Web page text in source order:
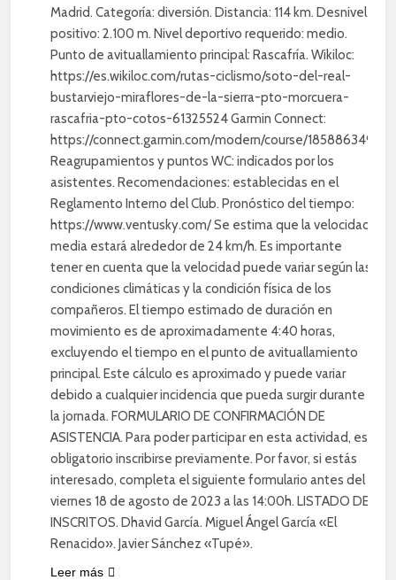
Madrid. Categoría: diversión. Distancia: 114 km. Desnivel
positivo: 2.100 m. Nivel deportivo requerido: medio.
Punto de avituallamiento principal: Rascafría. Wikiloc:
https://es.wikiloc.com/rutas-ciclismo/soto-del-real-
bustarviejo-miraflores-de-la-sierra-pto-morcuera-
rascafria-pto-cotos-61325524 Garmin Connect:
https://connect.garmin.com/modern/course/185886349
Reagrupamientos y puntos WC: indicados por los
asistentes. Recomendaciones: establecidas en el
Reglamento Interno del Club. Pronóstico del tiempo:
https://www.ventusky.com/ Se estima que la velocidad
media estará alrededor de 24 km/h. Es importante
tener en cuenta que la velocidad puede variar según las
condiciones climáticas y la condición física de los
compañeros. El tiempo estimado de duración en
movimiento es de aproximadamente 4:40 horas,
excluyendo el tiempo en el punto de avituallamiento
principal. Este cálculo es aproximado y puede variar
debido a cualquier incidencia que pueda surgir durante
la jornada. FORMULARIO DE CONFIRMACIÓN DE
ASISTENCIA. Para poder participar en esta actividad, es
obligatorio inscribirse previamente. Por favor, si estás
interesado, completa el siguiente formulario antes del
viernes 18 de agosto de 2023 a las 14:00h. LISTADO DE
INSCRITOS. Dhavid García. Miguel Ángel García «El
Renacido». Javier Sánchez «Tupé».
Leer más